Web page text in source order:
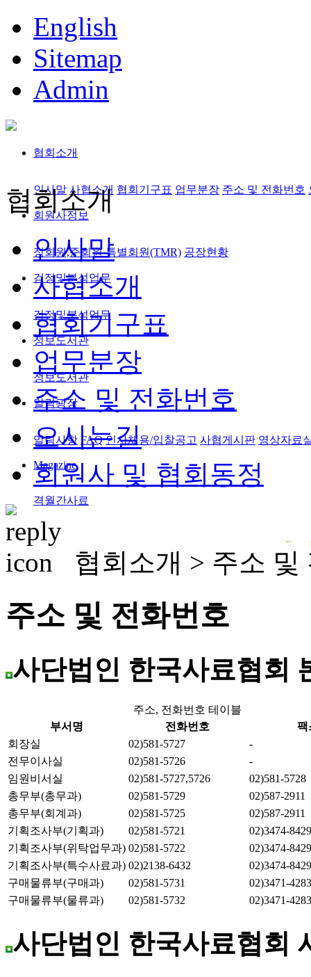
English
Sitemap
Admin
협회소개
인사말 사협소개 협회기구표 업무분장 주소 및 전화번호
회원사정보
정회원,준회원 특별회원(TMR) 공장현황
검정및분석업무
검정및분석업무
정보도서관
정보도서관
알림광장
알림사항 FAQ 인사채용/입찰공고 사협게시판 영상자료
Magazine
격월간사료
협회소개
인사말
사협소개
협회기구표
업무분장
주소 및 전화번호
오시는길
회원사 및 협회동정
협회소개 > 주소 및
주소 및 전화번호
사단법인 한국사료협회
주소, 전화번호 테이블
부서명
전화번호
팩
회장실
02)581-5727
-
전무이사실
02)581-5726
-
임원비서실
02)581-5727,5726
02)581-5728
총무부(총무과)
02)581-5729
02)587-2911
총무부(회계과)
02)581-5725
02)587-2911
기획조사부(기획과)
02)581-5721
02)3474-8429
기획조사부(위탁업무과) 02)581-5722
02)3474-8429
기획조사부(특수사료과) 02)2138-6432
02)3474-8429
구매물류부(구매과)
02)581-5731
02)3471-4283
구매물류부(물류과)
02)581-5732 02)3471-4283
사단법인 한국사료협회